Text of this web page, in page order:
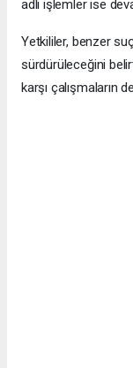
adli işlemler ise
Yetkililer, benzer
sürdürüleceğini
karşı çalışmaların